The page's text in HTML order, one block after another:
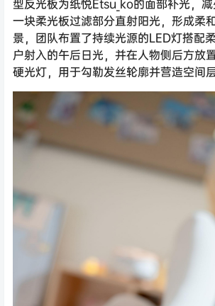
型反光板为纸悦Etsu_ko的面部补光，
一块柔光板过滤部分直射阳光，形成柔
景，团队布置了持续光源的LED灯搭配
户射入的午后日光，并在人物侧后方放
硬光灯，用于勾勒发丝轮廓并营造空间层